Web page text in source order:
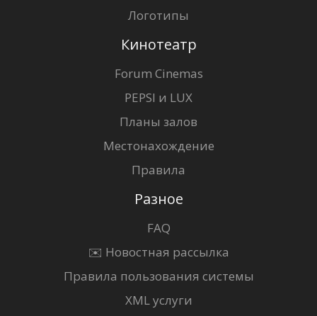
Логотипы
Кинотеатр
Forum Cinemas
PEPSI и LUX
Планы залов
Местонахождение
Правила
Разное
FAQ
✉️ Новостная рассылка
Правила пользования системы
XML услуги